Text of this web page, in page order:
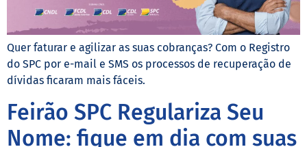
Quer faturar e agilizar as suas cobranças? Com o Registro
do SPC por e-mail e SMS os processos de recuperação de
dívidas ficaram mais fáceis.
Feirão SPC Regulariza Seu
Nome: fique em dia com suas